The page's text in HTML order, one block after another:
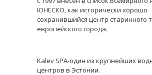
ЮНЕСКО, как исторически хорошо
сохранившийся центр старинного
европейского города.
Kalev SPA-один из крупнейших
центров в Эстонии.